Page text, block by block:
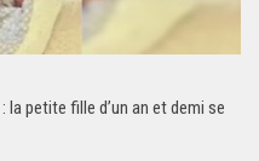
la petite fille d’un an et demi se